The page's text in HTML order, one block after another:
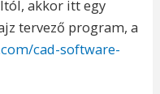
akkor itt egy
tervező program, a
cad-software-